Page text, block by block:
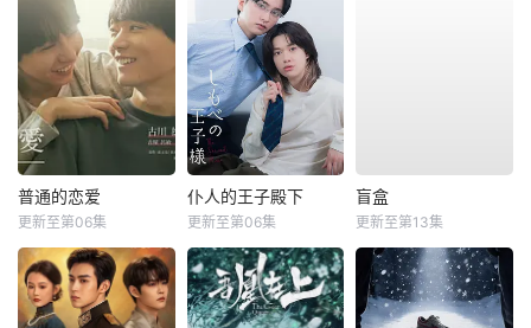
普通的恋爱
更新至第06集
仆人的王子殿下
更新至第06集
盲盒
更新至第13集